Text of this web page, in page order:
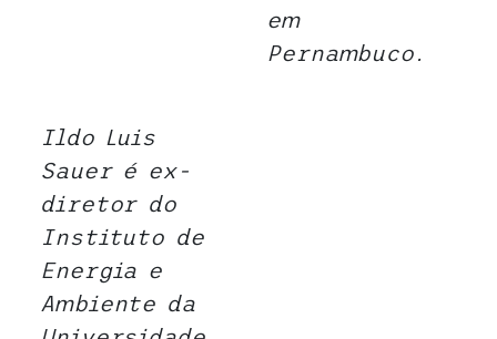
em
Pernambuco.
Ildo Luis
Sauer é ex-
diretor do
Instituto de
Energia e
Ambiente da